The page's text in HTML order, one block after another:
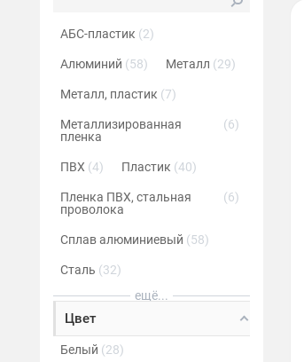
АБС-пластик 2
Алюминий 58 Металл 29
Металл, пластик 7
Металлизированная
пленка
6
ПВХ 4 Пластик 40
Пленка ПВХ, стальная
проволока
6
Сплав алюминиевый 58
Сталь
32
ещё...
Цвет
Белый 28